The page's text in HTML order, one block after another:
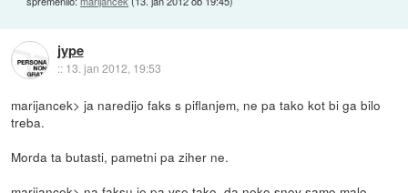
jype
:: 13. jan 2012, 19:53
marijancek> ja naredijo faks s piflanjem, ne pa tako kot bi ga bilo
treba.
Morda ta butasti, pametni pa ziher ne.